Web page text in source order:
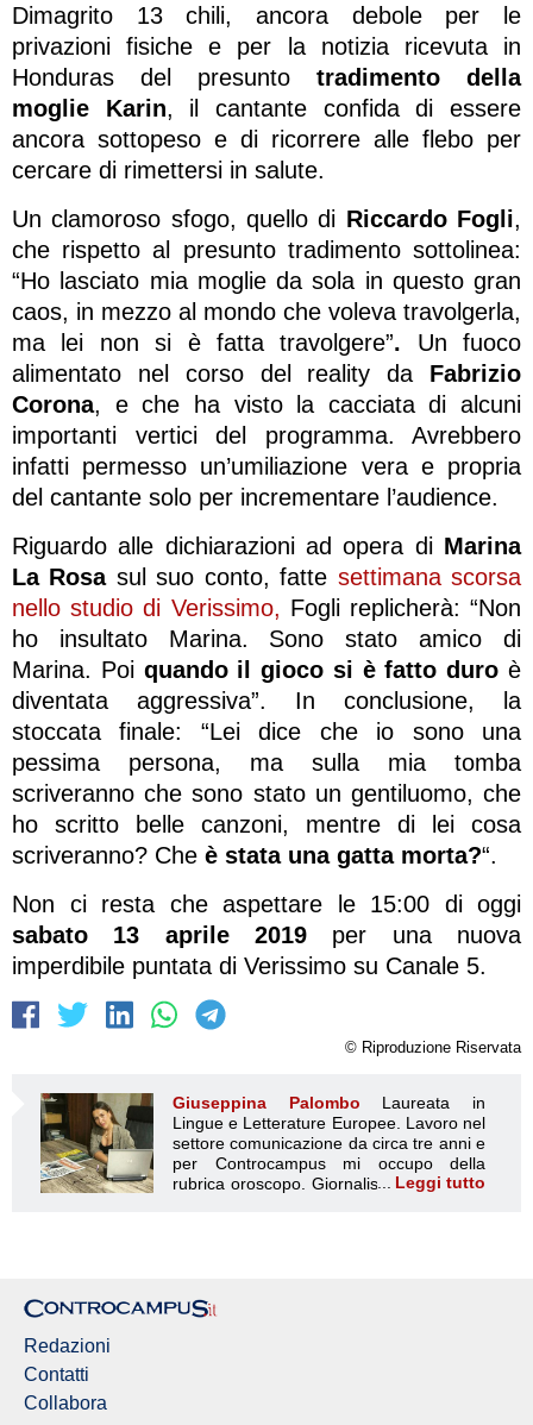
Dimagrito 13 chili, ancora debole per le
privazioni fisiche e per la notizia ricevuta in
Honduras del presunto tradimento della
moglie Karin, il cantante confida di essere
ancora sottopeso e di ricorrere alle flebo per
cercare di rimettersi in salute.
Un clamoroso sfogo, quello di Riccardo Fogli,
che rispetto al presunto tradimento sottolinea:
“Ho lasciato mia moglie da sola in questo gran
caos, in mezzo al mondo che voleva travolgerla,
ma lei non si è fatta travolgere”. Un fuoco
alimentato nel corso del reality da Fabrizio
Corona, e che ha visto la cacciata di alcuni
importanti vertici del programma. Avrebbero
infatti permesso un’umiliazione vera e propria
del cantante solo per incrementare l’audience.
Riguardo alle dichiarazioni ad opera di Marina
La Rosasul suo conto, fatte settimana scorsa
nello studio di Verissimo, Fogli replicherà: “Non
ho insultato Marina. Sono stato amico di
Marina. Poi quando il gioco si è fatto duro è
diventata aggressiva”. In conclusione, la
stoccata finale: “Lei dice che io sono una
pessima persona, ma sulla mia tomba
scriveranno che sono stato un gentiluomo, che
ho scritto belle canzoni, mentre di lei cosa
scriveranno? Che è stata una gatta morta?“.
Non ci resta che aspettare le 15:00 di oggi
sabato 13 aprile 2019 per una nuova
imperdibile puntata di Verissimo su Canale 5.
© Riproduzione Riservata
Giuseppina Palombo Laureata in
Lingue e Letterature Europee. Lavoro nel
settore comunicazione da circa tre anni e
per Controcampus mi occupo della
rubrica oroscopo. Giornalista di articoli di
correggere giorno per giorno il proprio oroscopo.". Con i
soprattutto da verificare giorno dopo giorno. Gli astri, i
pianeti e il modo in cui influenzano le nostre esistenze,
sono una scienza troppo complessa da spiegare a parole
o da leggere sui libri. Con i miei scritti però, spero di fornire
Leggi tutto
Redazioni
Contatti
Collabora